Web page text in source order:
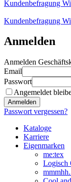
Kundenbefragung
Kundenbefragung
Anmelden
Anmelden
Email
Passwort
Angemeldet
Anmelden
Passwort vergessen?
Kataloge
Karriere
Eigenmarken
me:tex
Logisch